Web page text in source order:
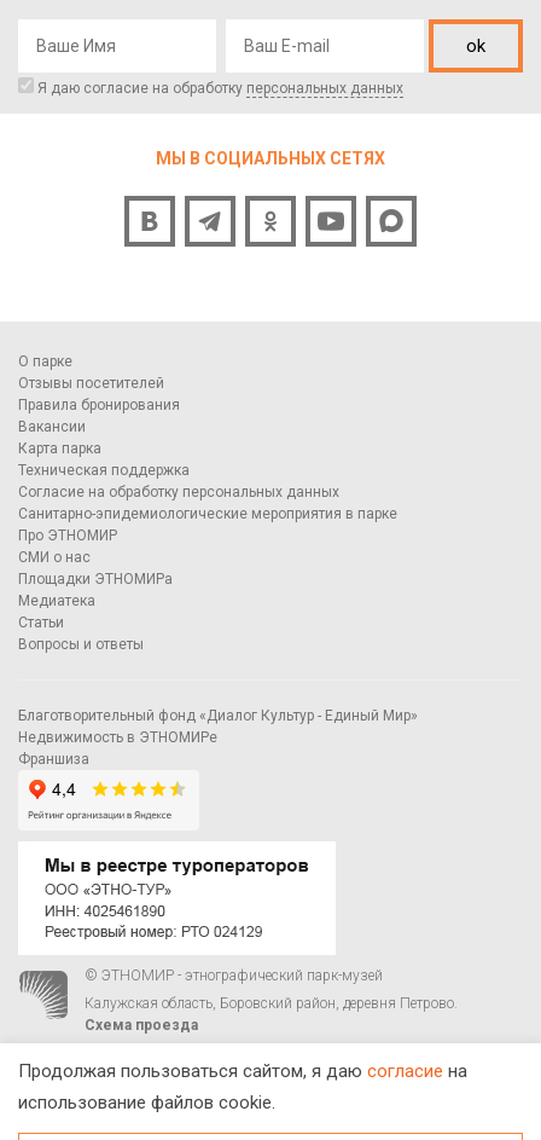
ok
Я даю согласие на обработку персональных данных
МЫ В СОЦИАЛЬНЫХ СЕТЯХ
О парке
Отзывы посетителей
Правила бронирования
Вакансии
Карта парка
Техническая поддержка
Согласие на обработку персональных данных
Санитарно-эпидемиологические мероприятия в парке
Про ЭТНОМИР
СМИ о нас
Площадки ЭТНОМИРа
Медиатека
Статьи
Вопросы и ответы
Благотворительный фонд «Диалог Культур - Единый Мир»
Недвижимость в ЭТНОМИРе
Франшиза
© ЭТНОМИР - этнографический парк-музей
Калужская область, Боровский район, деревня Петрово.
Схема проезда
Продолжая пользоваться сайтом, я даю согласие на
использование файлов cookie.